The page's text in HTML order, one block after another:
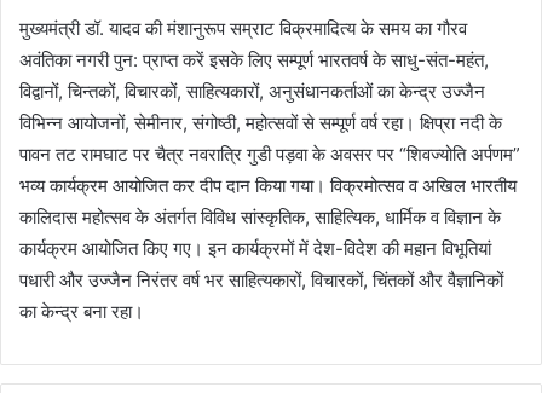
मुख्यमंत्री डॉ. यादव की मंशानुरूप सम्राट विक्रमादित्य के समय का गौरव
अवंतिका नगरी पुन: प्राप्त करें इसके लिए सम्पूर्ण भारतवर्ष के साधु-संत-महंत,
विद्वानों, चिन्तकों, विचारकों, साहित्यकारों, अनुसंधानकर्ताओं का केन्द्र उज्जैन
विभिन्न आयोजनों, सेमीनार, संगोष्ठी, महोत्सवों से सम्पूर्ण वर्ष रहा। क्षिप्रा नदी के
पावन तट रामघाट पर चैत्र नवरात्रि गुडी पड़वा के अवसर पर “शिवज्योति अर्पणम”
भव्य कार्यक्रम आयोजित कर दीप दान किया गया। विक्रमोत्सव व अखिल भारतीय
कालिदास महोत्सव के अंतर्गत विविध सांस्कृतिक, साहित्यिक, धार्मिक व विज्ञान के
कार्यक्रम आयोजित किए गए। इन कार्यक्रमों में देश-विदेश की महान विभूतियां
पधारी और उज्जैन निरंतर वर्ष भर साहित्यकारों, विचारकों, चिंतकों और वैज्ञानिकों
का केन्द्र बना रहा।